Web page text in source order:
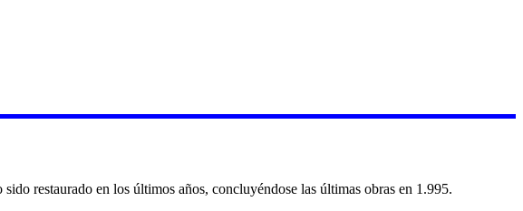
restaurado en los últimos años, concluyéndose las últimas obras en 1.995.